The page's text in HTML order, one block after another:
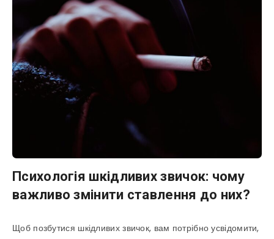
Психологія шкідливих звичок: чому
важливо змінити ставлення до них?
Щоб позбутися шкідливих звичок, вам потрібно усвідомити,